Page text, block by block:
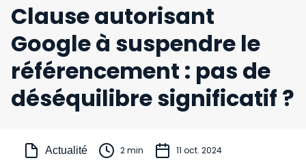
Clause autorisant
Google à suspendre le
référencement : pas de
déséquilibre significatif ?
Actualité 2 min 11 oct. 2024